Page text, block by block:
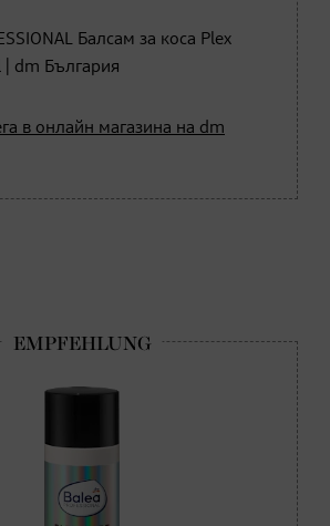
Балсам за коса Plex
| dm България
в онлайн магазина на dm